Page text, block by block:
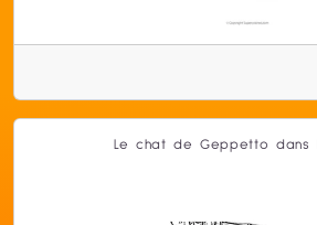
Le chat de Geppetto dans